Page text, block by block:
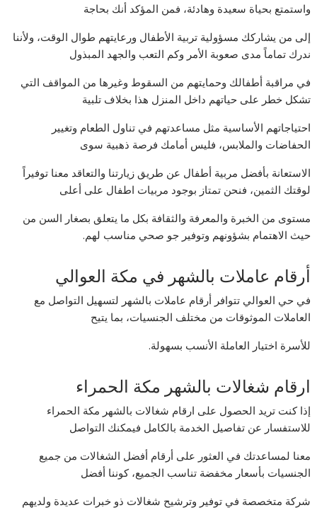
واستمتع بحياة سعيدة وهادئة، فمن المؤكد أنك بحاجة
إلى من يشاركك مسؤولية تربية الأطفال ورعايتهم طوال الوقت، ولأننا
ندرك تماماً مدى صعوبة الأمر وكم التعب والجهد المبذول
في مراقبة أطفالك وحمايتهم من السقوط وغيرها من المواقف التي
تشكل خطر على حياتهم داخل المنزل هذا بخلاف تلبية
احتياجاتهم الأساسية مثل مساعدتهم في تناول الطعام وتغيير
الحفاضات والملابس، فليس أمامك فرصة ذهبية سوى
الاستعانة بأفضل مربية أطفال عن طريق زيارتنا والتعاقد معنا توفيراً
لوقتك الثمين، فنحن تمتاز بوجود مربيات اطفال على أعلى
مستوى من الخبرة والمعرفة والثقافة بكل ما يتعلق بصغار السن من
حيث الاهتمام بشؤونهم وتوفير جو صحي مناسب لهم.
أرقام عاملات بالشهر في مكة العوالي
في حي العوالي تتوافر أرقام عاملات بالشهر لتسهيل التواصل مع
العاملات الموثوقات من مختلف الجنسيات، بما يتيح
للأسرة اختيار العاملة الأنسب بسهولة.
ارقام شغالات بالشهر مكة الحمراء
إذا كنت تريد الحصول على ارقام شغالات بالشهر مكة الحمراء
للاستفسار عن تفاصيل الخدمة بالكامل فيمكنك التواصل
معنا لمساعدتك في العثور على أرقام أفضل الشغالات من جميع
الجنسيات بأسعار مخفضة تناسب الجميع، كوننا أفضل
شركة متخصصة في توفير وترشيح شغالات ذو خبرات عديدة ولديهم